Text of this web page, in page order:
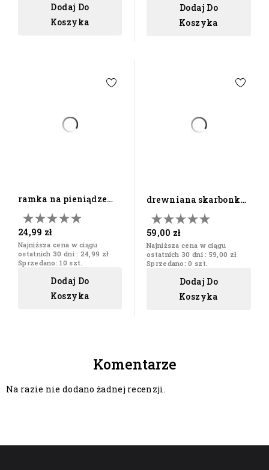
Dodaj Do
Koszyka
Dodaj Do
Koszyka
ramka na pieniądze
"mapa świata"
24,99 zł
Najniższa cena w ciągu
ostatnich 30 dni : 24,99 zł
Sprzedano: 10 szt.
Dodaj Do
Koszyka
drewniana skarbonka
dziecko prezent z...
59,00 zł
Najniższa cena w ciągu
ostatnich 30 dni : 59,00 zł
Sprzedano: 0 szt.
Dodaj Do
Koszyka
Komentarze
Na razie nie dodano żadnej recenzji.